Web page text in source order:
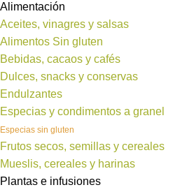
Alimentación
Aceites, vinagres y salsas
Alimentos Sin gluten
Bebidas, cacaos y cafés
Dulces, snacks y conservas
Endulzantes
Especias y condimentos a granel
Especias sin gluten
Frutos secos, semillas y cereales
Mueslis, cereales y harinas
Plantas e infusiones